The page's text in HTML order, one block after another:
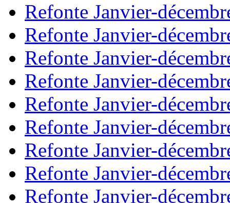
Refonte Janvier-
Refonte Janvier-
Refonte Janvier-
Refonte Janvier-
Refonte Janvier-
Refonte Janvier-
Refonte Janvier-
Refonte Janvier-
Refonte Janvier-